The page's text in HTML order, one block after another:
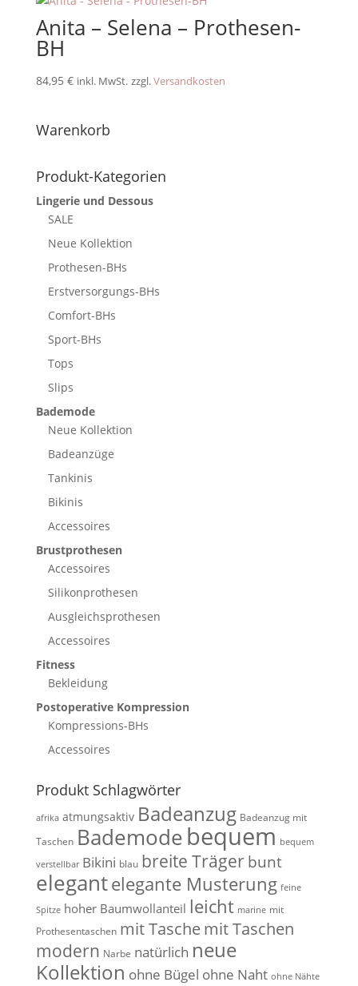
Anita – Selena – Prothesen-
BH
84,95 € inkl. MwSt. zzgl.Versandkosten
Warenkorb
Produkt-Kategorien
Lingerie und Dessous
SALE
Neue Kollektion
Prothesen-BHs
Erstversorgungs-BHs
Comfort-BHs
Sport-BHs
Tops
Slips
Bademode
Neue Kollektion
Badeanzüge
Tankinis
Bikinis
Accessoires
Brustprothesen
Accessoires
Silikonprothesen
Ausgleichsprothesen
Accessoires
Fitness
Bekleidung
Postoperative Kompression
Kompressions-BHs
Accessoires
Produkt Schlagwörter
afrika atmungsaktiv Badeanzug Badeanzug mit
Taschen Bademode bequem bequem
verstellbar Bikini blau breite Träger bunt
elegantelegante Musterung feine
Spitze hoher Baumwollanteil leicht marine mit
Prothesentaschen mit Taschemit Taschen
modern Narbe natürlich neue
Kollektion ohne Bügel ohne Naht ohne Nähte